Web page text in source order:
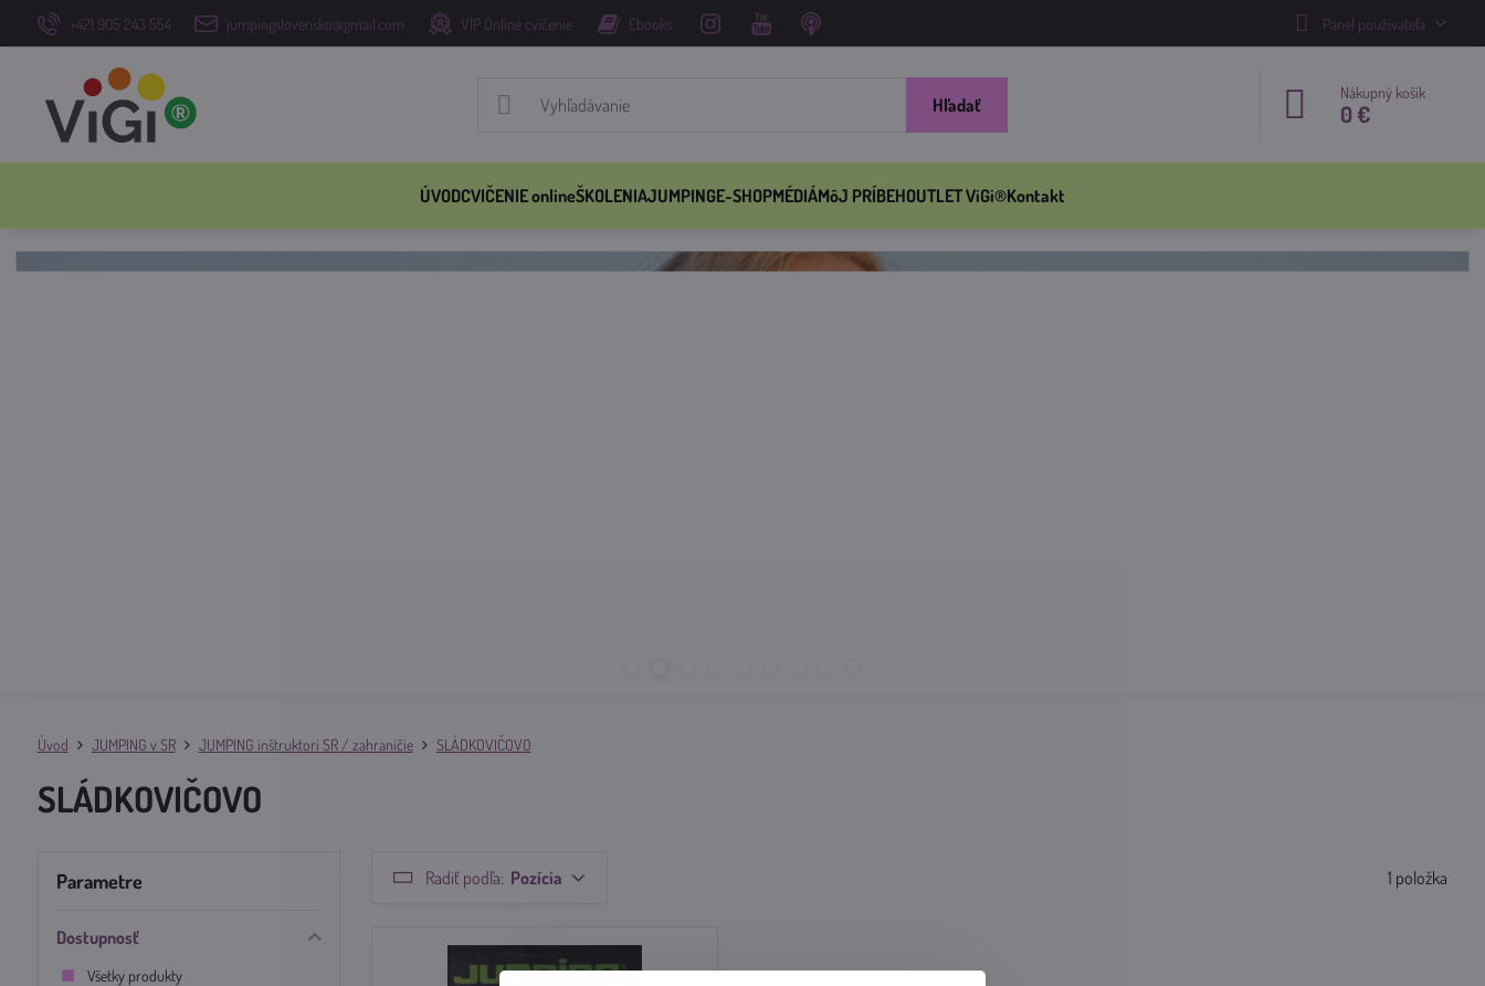
+421 905 243 554 jumpingslovensko@gmail.com VIP Online cvičenie Ebooks Panel používateľa
Hľadať
Nákupný košík
0 €
ÚVODCVIČENIE onlineŠKOLENIAJUMPINGE-SHOPMÉDIÁMôJ PRÍBEHOUTLET ViGi®Kontakt
Úvod JUMPING v SR JUMPING inštruktori SR / zahraničie SLÁDKOVIČOVO
SLÁDKOVIČOVO
Radiť podľa: Pozícia 1 položka
Parametre
Dostupnosť
Všetky produkty